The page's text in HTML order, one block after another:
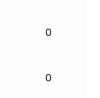
0
0